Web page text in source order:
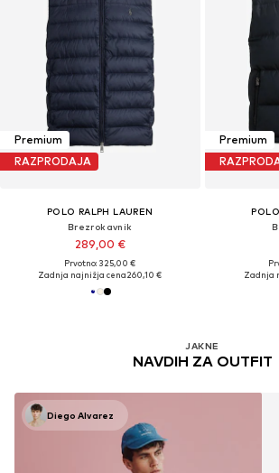
Premium
RAZPRODAJA
POLO RALPH LAUREN
Brezrokavnik
289,00 €
Prvotno: 325,00 €
Zadnja najnižja cena260,10 €
JAKNE
NAVDIH ZA OUTFIT
Diego Alvarez
Premium
Zadnja